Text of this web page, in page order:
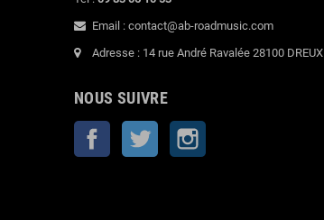
Email : contact@ab-roadmusic.com
Adresse : 14 rue André Ravalée 28100 DREUX
NOUS SUIVRE
Facebook Twitter